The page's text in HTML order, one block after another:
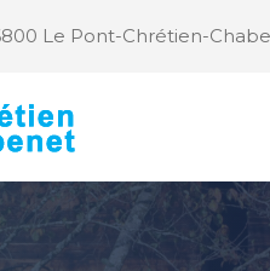
Le Pont-Chrétien-